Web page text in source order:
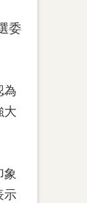
委
為
大
示